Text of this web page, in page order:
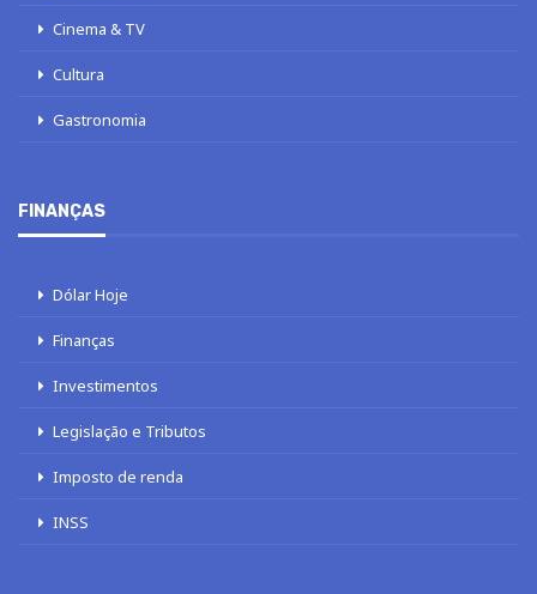
Cinema & TV
Cultura
Gastronomia
FINANÇAS
Dólar Hoje
Finanças
Investimentos
Legislação e Tributos
Imposto de renda
INSS